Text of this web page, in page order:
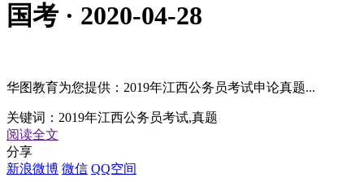
国考 · 2020-04-28
华图教育为您提供：2019年江西公务员考试申论真题...
关键词： 2019年江西公务员考试,真题
阅读全文
分享
新浪微博 微信 QQ空间